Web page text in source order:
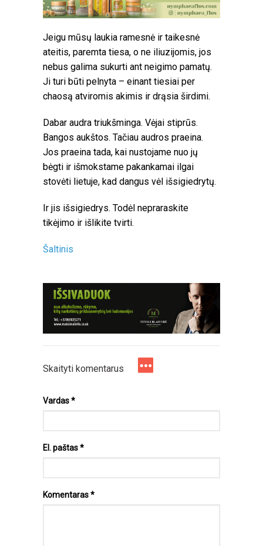
Jeigu mūsų laukia ramesnė ir taikesnė
ateitis, paremta tiesa, o ne iliuzijomis, jos
nebus galima sukurti ant neigimo pamatų.
Ji turi būti pelnyta – einant tiesiai per
chaosą atviromis akimis ir drąsia širdimi.
Dabar audra triukšminga. Vėjai stiprūs.
Bangos aukštos. Tačiau audros praeina.
Jos praeina tada, kai nustojame nuo jų
bėgti ir išmokstame pakankamai ilgai
stovėti lietuje, kad dangus vėl išsigiedrytų.
Ir jis išsigiedrys. Todėl nepraraskite
tikėjimo ir išlikite tvirti.
Šaltinis
Skaityti komentarus
Vardas*
El. paštas*
Komentaras*